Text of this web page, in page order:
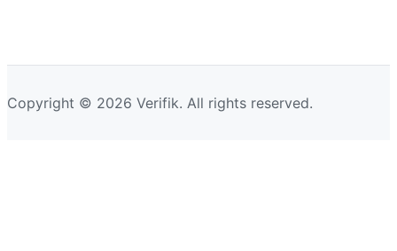
Copyright © 2026 Verifik. All rights reserved.